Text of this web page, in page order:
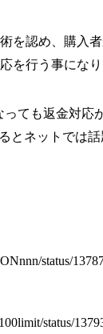
を認め、購入
を行う事になり
っても返金対応
とネットでは話
status/
status/